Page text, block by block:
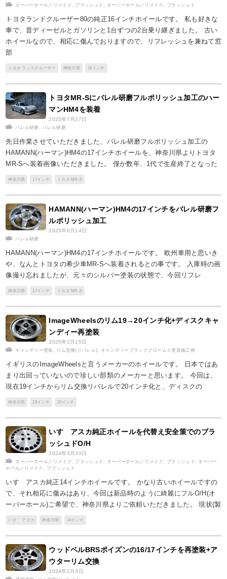
オーバーホール／リメイク , ブラッシュド , オーバーホール／リメイク , ブラッシュド
トヨタランドクルーザー80の純正16インチホイールです。 私も好きな
車で、昔ディーゼルとガソリンと1台ずつの2台乗り継ぎました。 古い
ホイールなので、相応に傷んでおりますので、リフレッシュを兼ねて窓
部
トヨタ ランドクルーザー 神奈川県 16インチ
トヨタMR-Sにバレル研磨フルポリッシュ加工のハー
マンHM4を装着
2025年7月27日
バレル研磨 ,バレル研磨
先日作業させていただきました、バレル研磨フルポリッシュ加工の
HAMANN(ハーマン)HM4の17インチホイールを、神奈川県よりトヨタ
MR-Sへ装着画像いただきました。 僅か数年、1代で生産終了となった
神奈川県 17インチ トヨタ MR-S
HAMANN(ハーマン)HM4の17インチをバレル研磨フ
ルポリッシュ加工
2025年6月14日
バレル研磨
HAMANN(ハーマン)HM4の17インチホイールです。 欧州車用と思いき
や、なんとトヨタの希少車MR-Sへ装着されるとの事です。 入庫時の画
像撮り忘れましたが、元々のシルバー塗装の状態で、今回リフレ
神奈川県 17インチ トヨタ MR-S
ImageWheelsのリム19→20インチ化+ディスクキャ
ンディー再塗装
2025年2月15日
キャンディー塗装 , リム交換(リバレル), キャンディーブラッククロームⅡ塗装施工例
イギリスのImageWheelsと言うメーカーのホイールです。 日本ではあ
まり出回っていないので珍しい部類のメーカーと思います。 今回は、
現在19インチからリム交換リバレルで20インチ化と、ディスクの
神奈川県 19インチ 20インチ
いすゞアスカ純正ホイールを代替え安全策でのブラ
ッシュドO/H
2024年3月30日
オーバーホール／リメイク , ブラッシュド , オーバーホール／リメイク , ブラッシュド , オーバー
ホール／リメイク , ブラッシュド
いすゞアスカ純正14インチホイールです。 かなり古いホイールですの
で、それ相応に傷みはあり、今回は新品時のように綺麗にフルO/H(オ
ーバーホール)ご希望で、神奈川県よりご依頼いただきました。 現状(製
いすゞ アスカ 神奈川県 14インチ
ウッドベルBRSポイズンの16/17インチを再塗装+ア
ウターリム交換
2024年2月3日